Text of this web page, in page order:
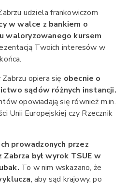
udziela frankowiczom
w walce z bankiem o
waloryzowanego kursem
Twoich interesów w
opiera się obecnie o
sądów różnych instancji.
opowiadają się również m.in.
Unii Europejskiej czy Rzecznik
prowadzonych przez
był wyrok TSUE w
To w nim wskazano, że
, aby sąd krajowy, po